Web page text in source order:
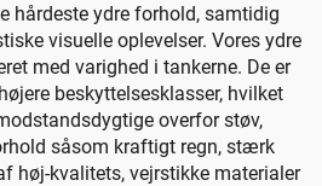
hårdeste ydre forhold, samtidig
visuelle oplevelser. Vores ydre
med varighed i tankerne. De er
beskyttelsesklasser, hvilket
overfor støv,
såsom kraftigt regn, stærk
høj-kvalitets, vejrstikke materialer